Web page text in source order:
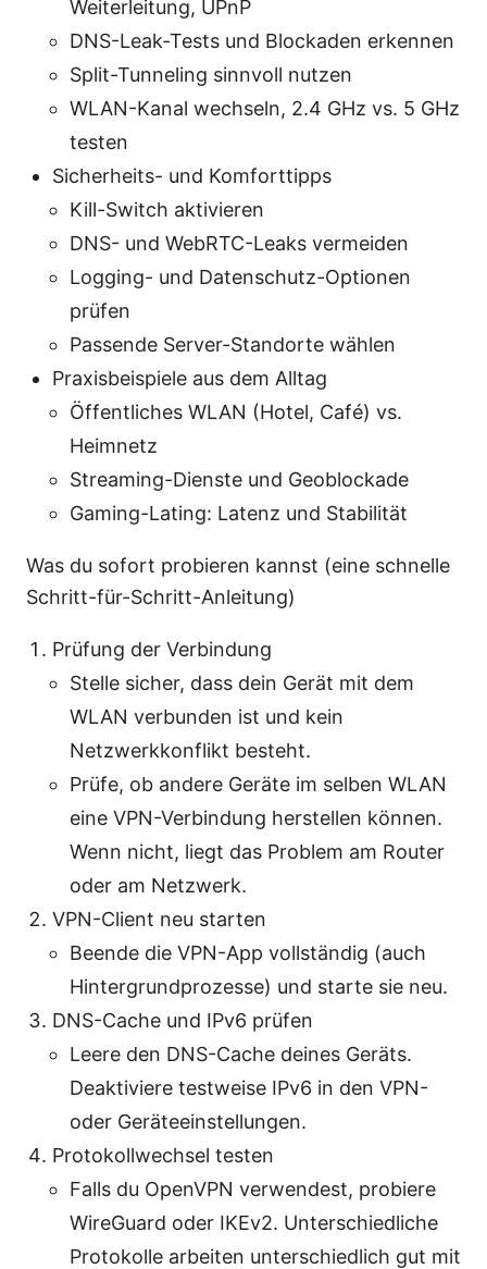
Weiterleitung, UPnP
DNS-Leak-Tests und Blockaden erkennen
Split-Tunneling sinnvoll nutzen
WLAN-Kanal wechseln, 2.4 GHz vs. 5 GHz
testen
Sicherheits- und Komforttipps
Kill-Switch aktivieren
DNS- und WebRTC-Leaks vermeiden
Logging- und Datenschutz-Optionen
prüfen
Passende Server-Standorte wählen
Praxisbeispiele aus dem Alltag
Öffentliches WLAN (Hotel, Café) vs.
Heimnetz
Streaming-Dienste und Geoblockade
Gaming-Lating: Latenz und Stabilität
Was du sofort probieren kannst (eine schnelle
Schritt-für-Schritt-Anleitung)
Prüfung der Verbindung
Stelle sicher, dass dein Gerät mit dem
WLAN verbunden ist und kein
Netzwerkkonflikt besteht.
Prüfe, ob andere Geräte im selben WLAN
eine VPN-Verbindung herstellen können.
Wenn nicht, liegt das Problem am Router
oder am Netzwerk.
VPN-Client neu starten
Beende die VPN-App vollständig (auch
Hintergrundprozesse) und starte sie neu.
DNS-Cache und IPv6 prüfen
Leere den DNS-Cache deines Geräts.
Deaktiviere testweise IPv6 in den VPN-
oder Geräteeinstellungen.
Protokollwechsel testen
Falls du OpenVPN verwendest, probiere
WireGuard oder IKEv2. Unterschiedliche
Protokolle arbeiten unterschiedlich gut mit